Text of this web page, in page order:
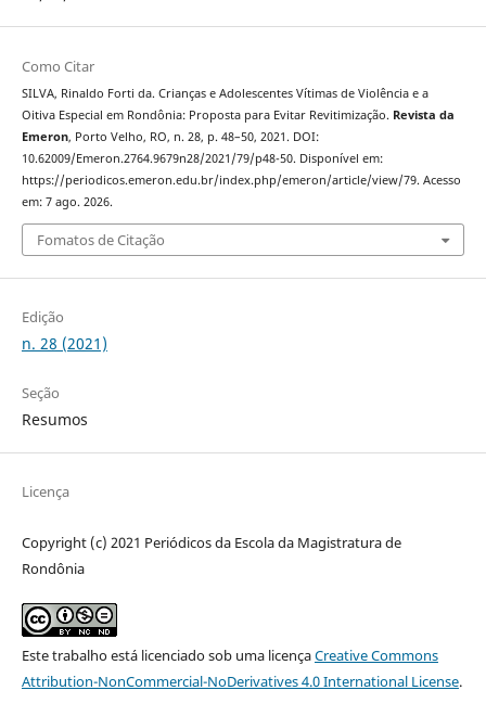
Como Citar
SILVA, Rinaldo Forti da. Crianças e Adolescentes Vítimas de Violência e a
Oitiva Especial em Rondônia: Proposta para Evitar Revitimização. Revista da
Emeron, Porto Velho, RO, n. 28, p. 48–50, 2021. DOI:
10.62009/Emeron.2764.9679n28/2021/79/p48-50. Disponível em:
https://periodicos.emeron.edu.br/index.php/emeron/article/view/79. Acesso
em: 7 ago. 2026.
Fomatos de Citação
Edição
n. 28 (2021)
Seção
Resumos
Licença
Copyright (c) 2021 Periódicos da Escola da Magistratura de
Rondônia
Este trabalho está licenciado sob uma licençaCreative Commons
Attribution-NonCommercial-NoDerivatives 4.0 International License.